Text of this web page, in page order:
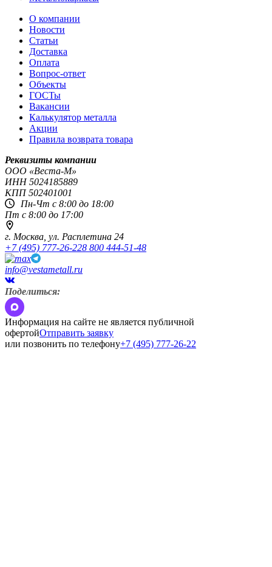
О компании
Новости
Статьи
Доставка
Оплата
Вопрос-ответ
Объекты
ГОСТы
Вакансии
Калькулятор металла
Акции
Правила возврата товара
Реквизиты компании
OOO «Веста-М»
ИНН5024185889
КПП502401001
Пн-Чт с 8:00 до 18:00
Пт с 8:00 до 17:00
г. Москва, ул. Расплетина 24
+7 (495) 777-26-228 800 444-51-48
info@vestametall.ru
Поделиться:
Информация на сайте не является публичной
офертойОтправить заявку
или позвонить по телефону+7 (495) 777-26-22